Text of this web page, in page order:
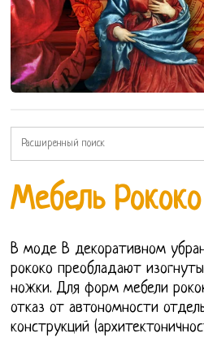
Мебель Рококо
В моде В декоративном
рококо преобладают
ножки. Для форм мебели
отказ от автономности
конструкций